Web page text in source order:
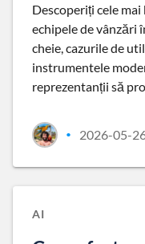
Descoperiți cele
echipele de vânzări
cheie, cazurile de
instrumentele
reprezentanții să
• 2026-05-
AI